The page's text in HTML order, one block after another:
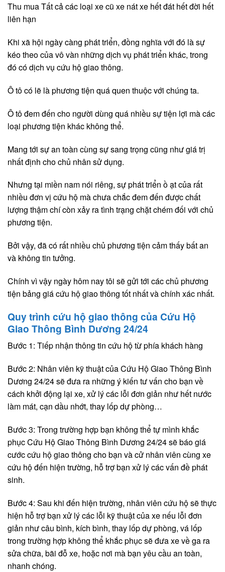
Thu mua Tất cả các loại xe cũ xe nát xe hết đát hết đời hết
liên hạn
Khi xã hội ngày càng phát triển, đồng nghĩa với đó là sự
kéo theo của vô vàn những dịch vụ phát triển khác, trong
đó có dịch vụ cứu hộ giao thông.
Ô tô có lẽ là phương tiện quá quen thuộc với chúng ta.
Ô tô đem đến cho người dùng quá nhiều sự tiện lợi mà các
loại phương tiện khác không thể.
Mang tới sự an toàn cùng sự sang trọng cũng như giá trị
nhất định cho chủ nhân sử dụng.
Nhưng tại miền nam nói riêng, sự phát triển ồ ạt của rất
nhiều đơn vị cứu hộ mà chưa chắc đem đến được chất
lượng thậm chí còn xảy ra tình trạng chặt chém đối với chủ
phương tiện.
Bởi vậy, đã có rất nhiều chủ phương tiện cảm thấy bất an
và không tin tưởng.
Chính vì vậy ngày hôm nay tôi sẽ gửi tới các chủ phương
tiện bảng giá cứu hộ giao thông tốt nhất và chính xác nhất.
Quy trình cứu hộ giao thông của Cứu Hộ
Giao Thông Bình Dương 24/24
Bước 1: Tiếp nhận thông tin cứu hộ từ phía khách hàng
Bước 2: Nhân viên kỹ thuật của Cứu Hộ Giao Thông Bình
Dương 24/24 sẽ đưa ra những ý kiến tư vấn cho bạn về
cách khởi động lại xe, xử lý các lỗi đơn giản như hết nước
làm mát, cạn dầu nhớt, thay lốp dự phòng…
Bước 3: Trong trường hợp bạn không thể tự mình khắc
phục Cứu Hộ Giao Thông Bình Dương 24/24 sẽ báo giá
cước cứu hộ giao thông cho bạn và cử nhân viên cùng xe
cứu hộ đến hiện trường, hỗ trợ bạn xử lý các vấn đề phát
sinh.
Bước 4: Sau khi đến hiện trường, nhân viên cứu hộ sẽ thực
hiện hỗ trợ bạn xử lý các lỗi kỹ thuật của xe nếu lỗi đơn
giản như câu bình, kích bình, thay lốp dự phòng, vá lốp
trong trường hợp không thể khắc phục sẽ đưa xe về ga ra
sửa chữa, bãi đỗ xe, hoặc nơi mà bạn yêu cầu an toàn,
nhanh chóng.